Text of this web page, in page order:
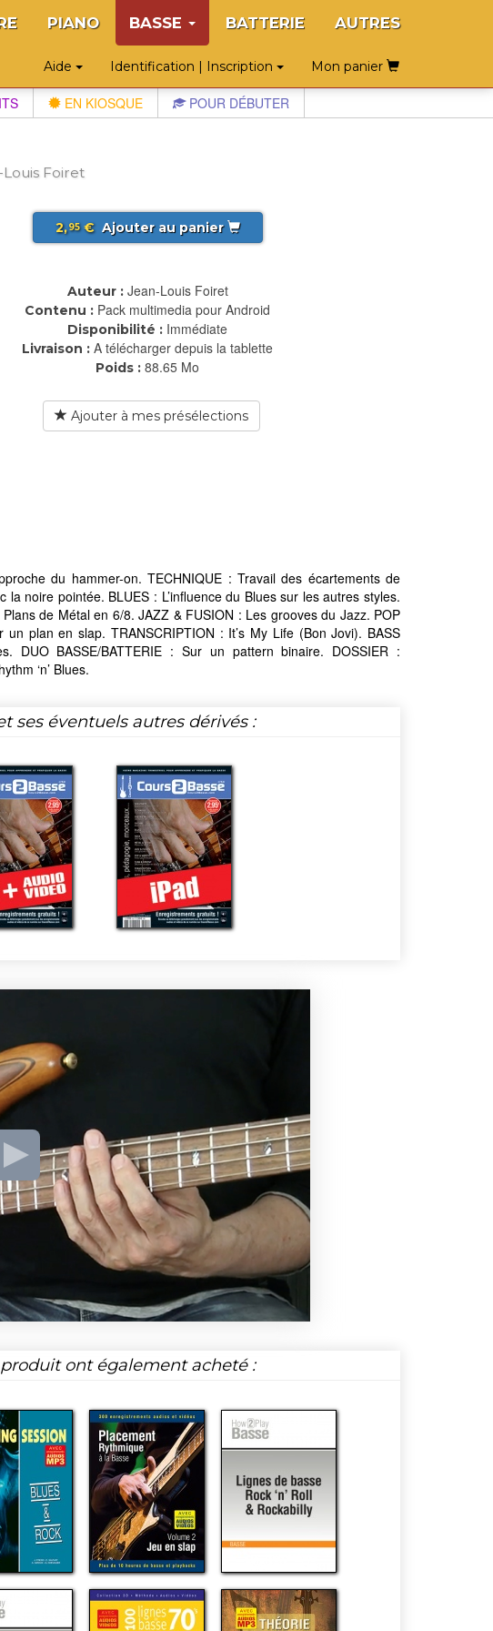
PIANO BASSE BATTERIE AUTRES
Aide Identification | Inscription Mon panier
EN KIOSQUE POUR DÉBUTER
Louis Foiret
2,95€ Ajouter au panier
Auteur : Jean-Louis Foiret
Contenu : Pack multimedia pour Android
Disponibilité : Immédiate
Livraison : A télécharger depuis la tablette
Poids : 88.65 Mo
Ajouter à mes présélections
du hammer-on. TECHNIQUE : Travail des écartements de
noire pointée. BLUES : L’influence du Blues sur les autres styles.
de Métal en 6/8. JAZZ & FUSION : Les grooves du Jazz. POP
plan en slap. TRANSCRIPTION : It’s My Life (Bon Jovi). BASS
DUO BASSE/BATTERIE : Sur un pattern binaire. DOSSIER :
‘n’ Blues.
ses éventuels autres dérivés :
ont également acheté :